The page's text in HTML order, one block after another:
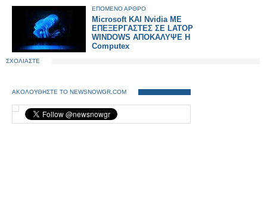
ΕΠΟΜΕΝΟ ΑΡΘΡΟ
Microsoft KAI Nvidia ΜΕ
ΕΠΕΞΕΡΓΑΣΤΕΣ ΣΕ LATOP
WINDOWS ΑΠΟΚΑΛΥΨΕ Η
Computex
ΣΧΟΛΙΑΣΤΕ
ΑΚΟΛΟΥΘΗΣΤΕ ΤΟ NEWSNOWGR.COM